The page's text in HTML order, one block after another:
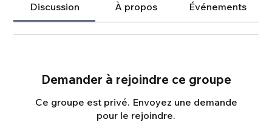
Discussion À propos Événements
Demander à rejoindre ce groupe
Ce groupe est privé. Envoyez une demande
pour le rejoindre.